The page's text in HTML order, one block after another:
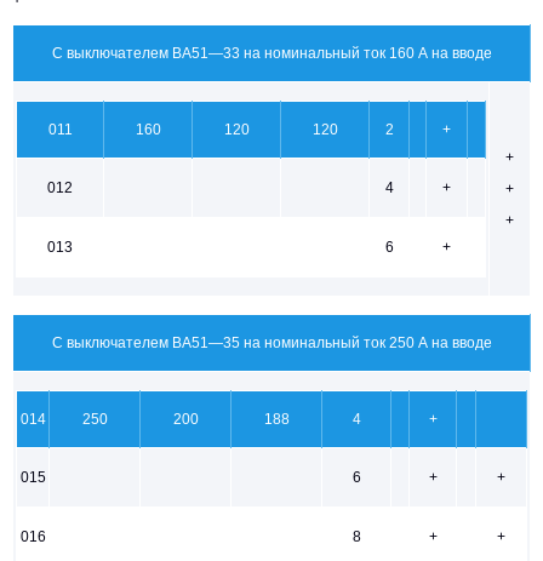
С выключателем ВА51—33 на номинальный ток 160 А на вводе
011 160 120 120 2 +
012 4 +
013 6 +
+
+
+
С выключателем ВА51—35 на номинальный ток 250 А на вводе
014 250 200 188 4 +
015 6 + +
016 8 + +